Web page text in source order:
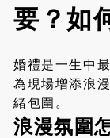
要？如
婚禮是一生中
為現場增添浪
緒包圍。
浪漫氛圍